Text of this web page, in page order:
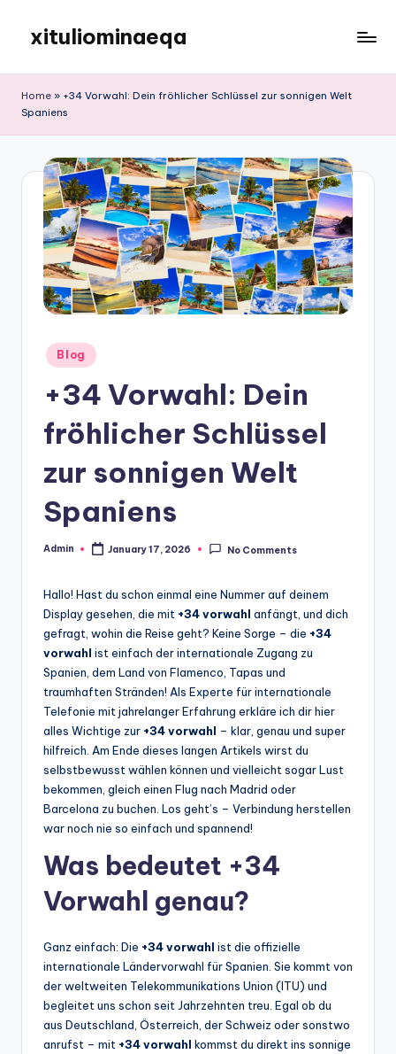
content
xituliominaeqa
Home » +34 Vorwahl: Dein fröhlicher Schlüssel zur sonnigen Welt
Spaniens
Posted
in
Blog
+34 Vorwahl: Dein
fröhlicher Schlüssel
zur sonnigen Welt
Spaniens
Posted
Admin January 17, 2026 No Comments
Hallo! Hast du schon einmal eine Nummer auf deinem
Display gesehen, die mit +34 vorwahl anfängt, und dich
gefragt, wohin die Reise geht? Keine Sorge – die +34
vorwahl ist einfach der internationale Zugang zu
Spanien, dem Land von Flamenco, Tapas und
traumhaften Stränden! Als Experte für internationale
Telefonie mit jahrelanger Erfahrung erkläre ich dir hier
alles Wichtige zur +34 vorwahl – klar, genau und super
hilfreich. Am Ende dieses langen Artikels wirst du
selbstbewusst wählen können und vielleicht sogar Lust
bekommen, gleich einen Flug nach Madrid oder
Barcelona zu buchen. Los geht’s – Verbindung herstellen
war noch nie so einfach und spannend!
Was bedeutet +34
Vorwahl genau?
Ganz einfach: Die +34 vorwahl ist die offizielle
internationale Ländervorwahl für Spanien. Sie kommt von
der weltweiten Telekommunikations Union (ITU) und
begleitet uns schon seit Jahrzehnten treu. Egal ob du
aus Deutschland, Österreich, der Schweiz oder sonstwo
anrufst – mit +34 vorwahl kommst du direkt ins sonnige